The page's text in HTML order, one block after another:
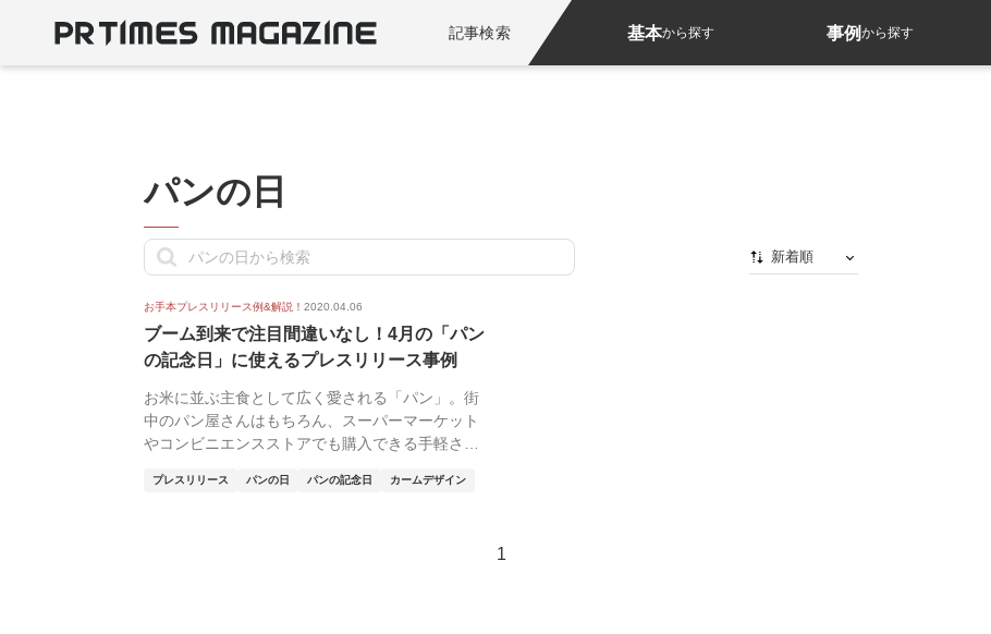
記事検索 基本から探す 事例から探す
パンの日
新着順
お手本プレスリリース例&解説！ 2020.04.06
ブーム到来で注目間違いなし！4月の「パン
の記念日」に使えるプレスリリース事例
お米に並ぶ主食として広く愛される「パン」。街
中のパン屋さんはもちろん、スーパーマーケット
やコンビニエンスストアでも購入できる手軽さ
プレスリリース パンの日 パンの記念日 カームデザイン
1